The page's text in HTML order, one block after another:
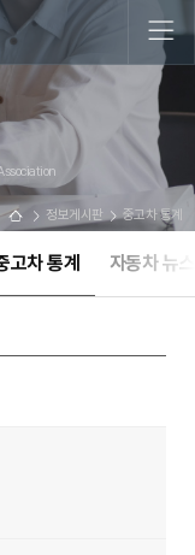
정보게시판 중고차 통계
고차 통계 자동차 뉴스